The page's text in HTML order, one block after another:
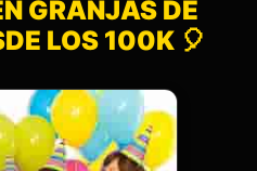
GRANJAS DE
LOS 100K 🎈